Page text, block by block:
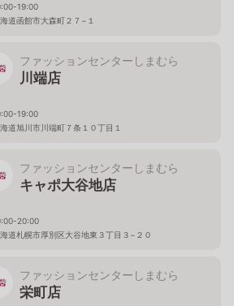
19:00
道函館市大森町２７−１
ファッションセンターしまむら
川端店
19:00
道旭川市川端町７条１０丁目１
ファッションセンターしまむら
キャポ大谷地店
20:00
道札幌市厚別区大谷地東３丁目３−２０
ファッションセンターしまむら
栄町店